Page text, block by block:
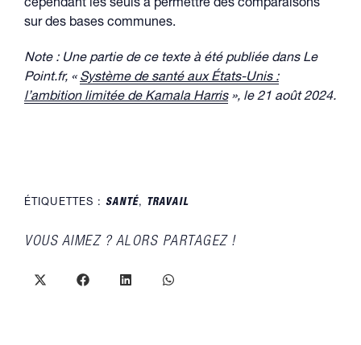
cependant les seuls à permettre des comparaisons
sur des bases communes.
Note : Une partie de ce texte à été publiée dans Le
Point.fr, « Système de santé aux États-Unis :
l’ambition limitée de Kamala Harris», le 21 août 2024.
ÉTIQUETTES :SANTÉ, TRAVAIL
VOUS AIMEZ ? ALORS PARTAGEZ !PARTAGER
Ouvrir
Ouvrir
Ouvrir
Ouvrir